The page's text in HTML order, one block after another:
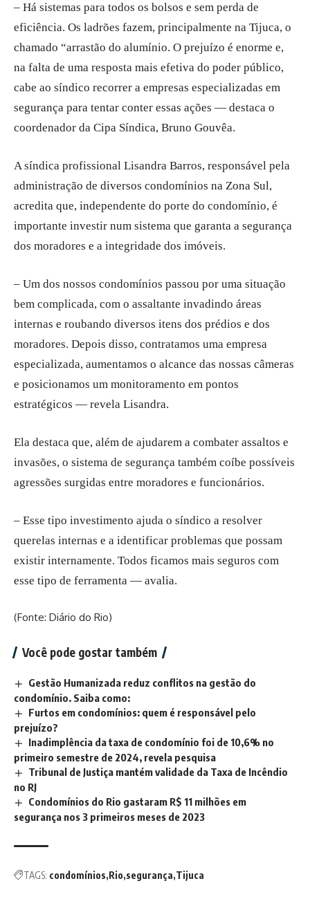
– Há sistemas para todos os bolsos e sem perda de
eficiência. Os ladrões fazem, principalmente na Tijuca, o
chamado “arrastão do alumínio. O prejuízo é enorme e,
na falta de uma resposta mais efetiva do poder público,
cabe ao síndico recorrer a empresas especializadas em
segurança para tentar conter essas ações — destaca o
coordenador da Cipa Síndica, Bruno Gouvêa.
A síndica profissional Lisandra Barros, responsável pela
administração de diversos condomínios na Zona Sul,
acredita que, independente do porte do condomínio, é
importante investir num sistema que garanta a segurança
dos moradores e a integridade dos imóveis.
– Um dos nossos condomínios passou por uma situação
bem complicada, com o assaltante invadindo áreas
internas e roubando diversos itens dos prédios e dos
moradores. Depois disso, contratamos uma empresa
especializada, aumentamos o alcance das nossas câmeras
e posicionamos um monitoramento em pontos
estratégicos — revela Lisandra.
Ela destaca que, além de ajudarem a combater assaltos e
invasões, o sistema de segurança também coíbe possíveis
agressões surgidas entre moradores e funcionários.
– Esse tipo investimento ajuda o síndico a resolver
querelas internas e a identificar problemas que possam
existir internamente. Todos ficamos mais seguros com
esse tipo de ferramenta — avalia.
(Fonte: Diário do Rio)
Você pode gostar também
Gestão Humanizada reduz conflitos na gestão do
condomínio. Saiba como:
Furtos em condomínios: quem é responsável pelo
prejuízo?
Inadimplência da taxa de condomínio foi de 10,6% no
primeiro semestre de 2024, revela pesquisa
Tribunal de Justiça mantém validade da Taxa de Incêndio
no RJ
Condomínios do Rio gastaram R$ 11 milhões em
segurança nos 3 primeiros meses de 2023
TAGS: condomínios Rio segurança Tijuca